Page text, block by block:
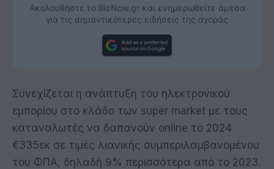
Ακολουθήστε το BizNow.gr και ενημερωθείτε άμεσα
για τις σημαντικότερες ειδήσεις της αγοράς
Συνεχίζεται η ανάπτυξη του ηλεκτρονικού
εμπορίου στο κλάδο των super market με τους
καταναλωτές να δαπανούν online το 2024
€335εκ σε τιμές λιανικής συμπεριλαμβανομένου
του ΦΠΑ, δηλαδή 9% περισσότερα από το 2023.